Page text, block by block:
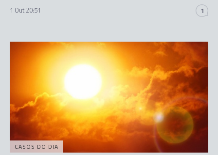
1 Out 20:51 1
CASOS DO DIA